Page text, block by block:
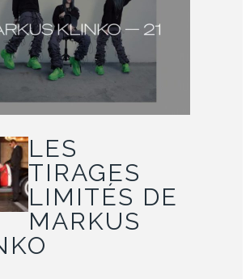
LES
TIRAGES
LIMITÉS DE
MARKUS